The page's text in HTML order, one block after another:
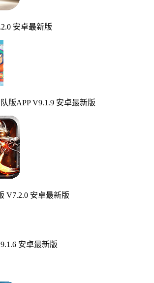
安卓最新版
版APP V9.1.9 安卓最新版
V7.2.0 安卓最新版
安卓最新版